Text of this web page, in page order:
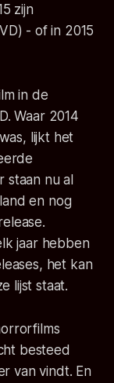
zijn
- of in 2015
in de
Waar 2014
lijkt het
staan nu al
en nog
jaar hebben
het kan
lijst staat.
besteed
van vindt. En